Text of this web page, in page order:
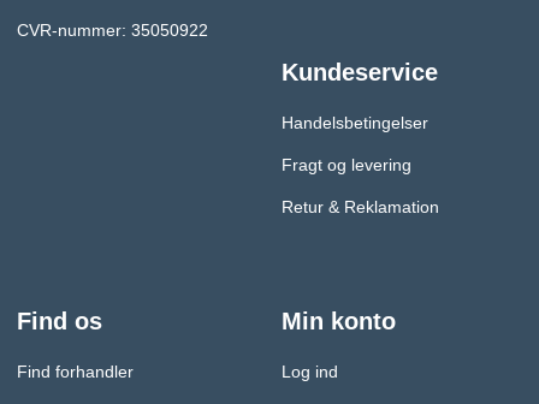
CVR-nummer: 35050922
Kundeservice
Handelsbetingelser
Fragt og levering
Retur & Reklamation
Find os
Find forhandler
Min konto
Log ind